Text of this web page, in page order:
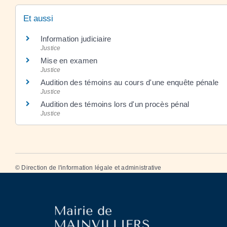
Et aussi
Information judiciaire
Justice
Mise en examen
Justice
Audition des témoins au cours d'une enquête pénale
Justice
Audition des témoins lors d'un procès pénal
Justice
© Direction de l'information légale et administrative